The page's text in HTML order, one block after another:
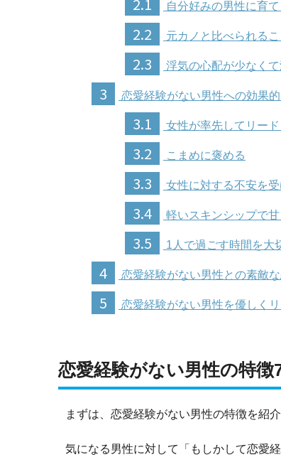
自分好みの男性に育
2.2 元カノと比べられる
2.3 浮気の心配が少なく
3 恋愛経験がない男性への効果
3.1 女性が率先してリー
3.2 こまめに褒める
3.3 女性に対する不安を
3.4 軽いスキンシップで甘
3.5 1人で過ごす時間を大
4 恋愛経験がない男性との素敵
5 恋愛経験がない男性を優しく
恋愛経験がない男性の特徴
まずは、恋愛経験がない男性の特徴を紹介
気になる男性に対して「もしかして恋愛